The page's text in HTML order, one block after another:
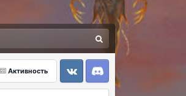
Активность
VK
Discord